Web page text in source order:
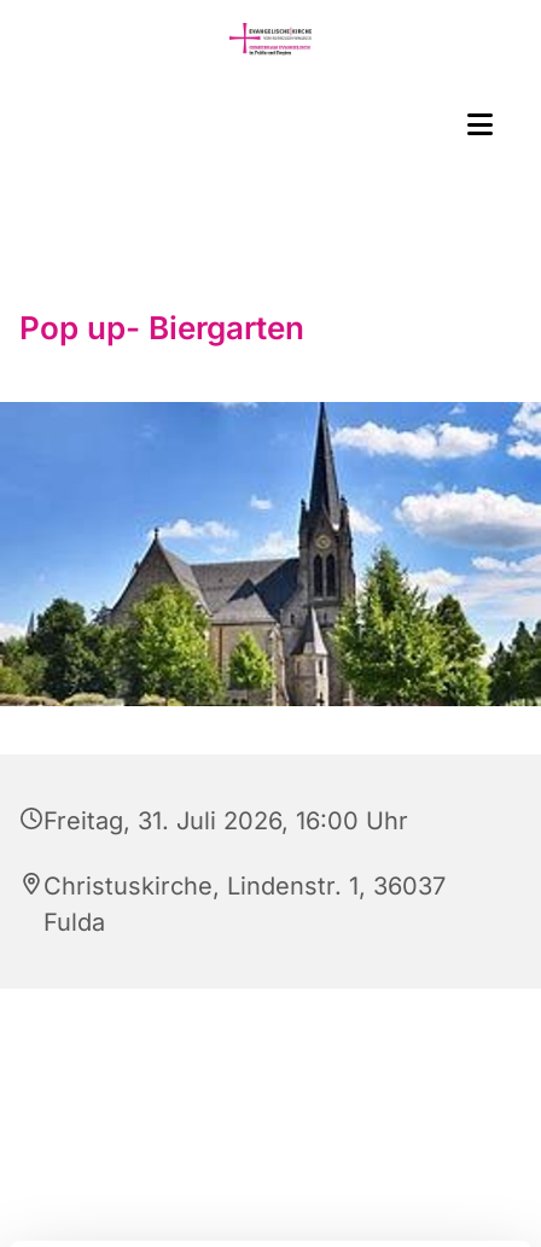
Pop up- Biergarten
Freitag, 31. Juli 2026, 16:00 Uhr
Christuskirche, Lindenstr. 1, 36037
Fulda